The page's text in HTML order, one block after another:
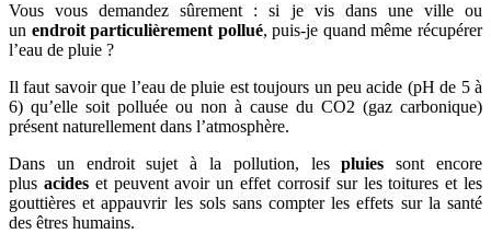
Vous vous demandez sûrement : si je vis dans une ville ou
un endroit particulièrement pollué, puis-je quand même récupérer
l’eau de pluie ?
Il faut savoir que l’eau de pluie est toujours un peu acide (pH de 5 à
6) qu’elle soit polluée ou non à cause du CO2 (gaz carbonique)
présent naturellement dans l’atmosphère.
Dans un endroit sujet à la pollution, lespluiessont encore
plus acides et peuvent avoir un effet corrosif sur les toitures et les
gouttières et appauvrir les sols sans compter les effets sur la santé
des êtres humains.